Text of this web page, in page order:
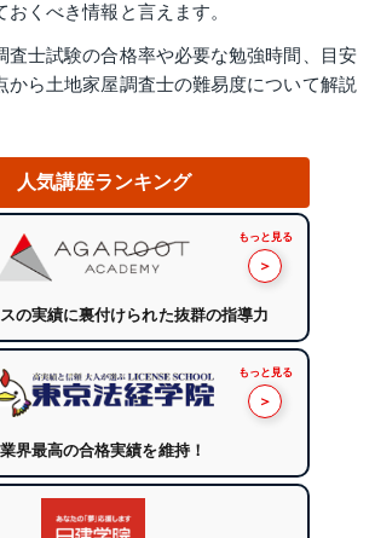
くべき情報と言えます。
査士試験の合格率や必要な勉強時間、目安
から土地家屋調査士の難易度について解説
人気講座ランキング
もっと見る
＞
の実績に裏付けられた抜群の指導力
もっと見る
＞
界最高の合格実績を維持！